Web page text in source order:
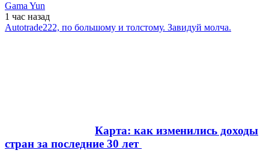
Gama Yun
1 час назад
Autotrade222, по большому и толстому. Завидуй молча.
Карта: как изменились доходы
стран за последние 30 лет